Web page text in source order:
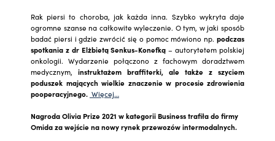
Rak piersi to choroba, jak każda inna. Szybko wykryta daje
ogromne szanse na całkowite wyleczenie. O tym, w jaki sposób
badać piersi i gdzie zwrócić się o pomoc mówiono np. podczas
spotkania z dr Elżbietą Senkus-Konefką– autorytetem polskiej
onkologii. Wydarzenie połączono z fachowym doradztwem
medycznym, instruktażem braffiterki, ale także z szyciem
poduszek mających wielkie znaczenie w procesie zdrowienia
pooperacyjnego. Więcej…
Nagroda Olivia Prize 2021 w kategorii Business trafiła do firmy
Omida za wejście na nowy rynek przewozów intermodalnych.